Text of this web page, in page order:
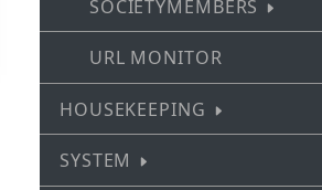
SOCIETYMEMBERS
URL MONITOR
HOUSEKEEPING
SYSTEM